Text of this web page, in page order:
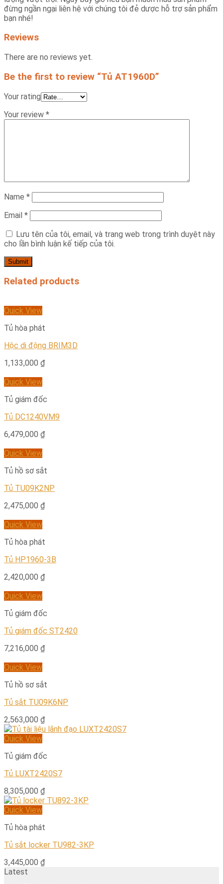
đừng ngần ngại liên hệ với chúng tôi đẻ dược hỗ trợ sản phẩm
bạn nhé!
Reviews
There are no reviews yet.
Be the first to review “Tủ AT1960D”
Your rating
Your review *
Name *
Email *
Lưu tên của tôi, email, và trang web trong trình duyệt này
cho lần bình luận kế tiếp của tôi.
Related products
Quick View
Tủ hòa phát
Hộc di động BRIM3D
1,133,000 ₫
Quick View
Tủ giám đốc
Tủ DC1240VM9
6,479,000 ₫
Quick View
Tủ hồ sơ sắt
Tủ TU09K2NP
2,475,000 ₫
Quick View
Tủ hòa phát
Tủ HP1960-3B
2,420,000 ₫
Quick View
Tủ giám đốc
Tủ giám đốc ST2420
7,216,000 ₫
Quick View
Tủ hồ sơ sắt
Tủ sắt TU09K6NP
2,563,000 ₫
Quick View
Tủ giám đốc
Tủ LUXT2420S7
8,305,000 ₫
Quick View
Tủ hòa phát
Tủ sắt locker TU982-3KP
3,445,000 ₫
Latest